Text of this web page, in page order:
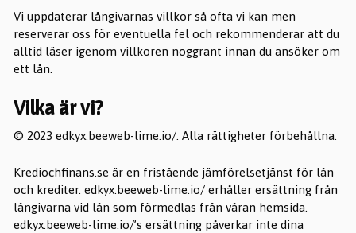
Vi uppdaterar långivarnas villkor så ofta vi kan men
reserverar oss för eventuella fel och rekommenderar att du
alltid läser igenom villkoren noggrant innan du ansöker om
ett lån.
Vilka är vi?
© 2023 edkyx.beeweb-lime.io/. Alla rättigheter förbehållna.
Krediochfinans.se är en fristående jämförelsetjänst för lån
och krediter. edkyx.beeweb-lime.io/ erhåller ersättning från
långivarna vid lån som förmedlas från våran hemsida.
edkyx.beeweb-lime.io/’s ersättning påverkar inte dina